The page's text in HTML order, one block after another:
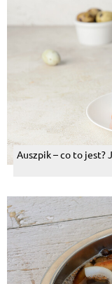
Auszpik – co to jest?